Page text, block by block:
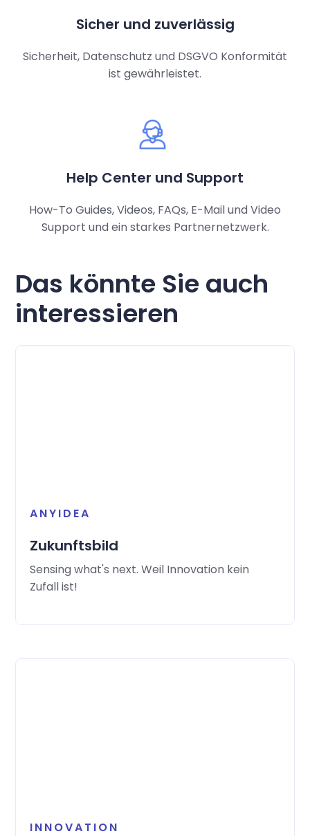
Sicher und zuverlässig
Sicherheit, Datenschutz und DSGVO Konformität
ist gewährleistet.
Help Center und Support
How-To Guides, Videos, FAQs, E-Mail und Video
Support und ein starkes Partnernetzwerk.
Das könnte Sie auch
interessieren
ANYIDEA
Zukunftsbild
Sensing what's next. Weil Innovation kein
Zufall ist!
INNOVATION